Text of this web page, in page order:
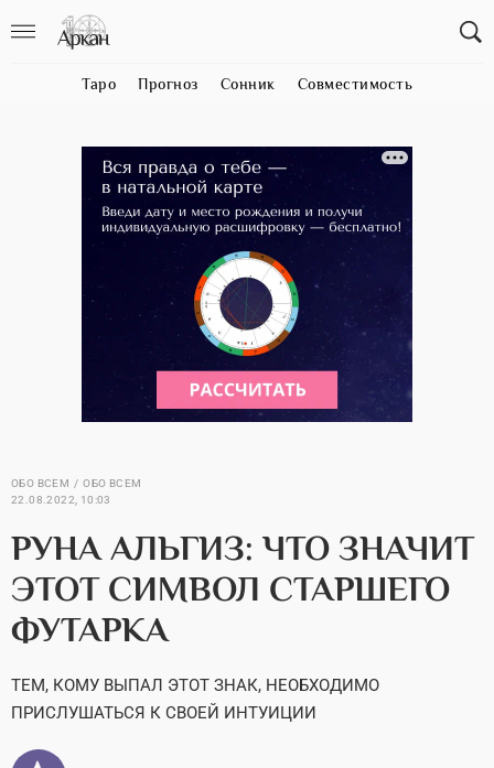
Таро Прогноз Сонник Совместимость
ОБО ВСЕМ
ОБО ВСЕМ
22.08.2022, 10:03
РУНА АЛЬГИЗ: ЧТО ЗНАЧИТ
ЭТОТ СИМВОЛ СТАРШЕГО
ФУТАРКА
ТЕМ, КОМУ ВЫПАЛ ЭТОТ ЗНАК, НЕОБХОДИМО
ПРИСЛУШАТЬСЯ К СВОЕЙ ИНТУИЦИИ